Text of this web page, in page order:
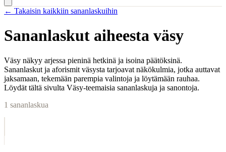
← Takaisin kaikkiin sananlaskuihin
Sananlaskut aiheesta väsy
Väsy näkyy arjessa pieninä hetkinä ja isoina päätöksinä.
Sananlaskut ja aforismit väsysta tarjoavat näkökulmia, jotka auttavat
jaksamaan, tekemään parempia valintoja ja löytämään rauhaa.
Löydät tältä sivulta Väsy-teemaisia sananlaskuja ja sanontoja.
1 sananlaskua